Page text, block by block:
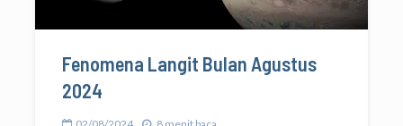
Fenomena Langit Bulan Agustus
2024